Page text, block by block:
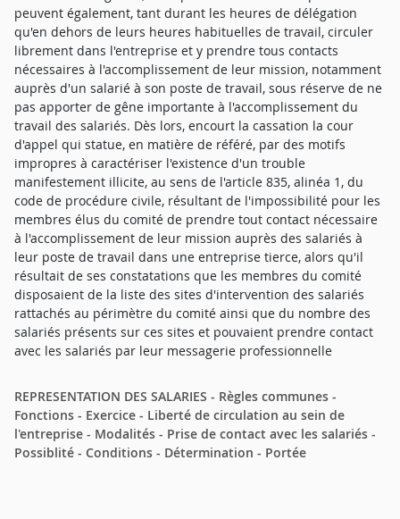
peuvent également, tant durant les heures de délégation
qu'en dehors de leurs heures habituelles de travail, circuler
librement dans l'entreprise et y prendre tous contacts
nécessaires à l'accomplissement de leur mission, notamment
auprès d'un salarié à son poste de travail, sous réserve de ne
pas apporter de gêne importante à l'accomplissement du
travail des salariés. Dès lors, encourt la cassation la cour
d'appel qui statue, en matière de référé, par des motifs
impropres à caractériser l'existence d'un trouble
manifestement illicite, au sens de l'article 835, alinéa 1, du
code de procédure civile, résultant de l'impossibilité pour les
membres élus du comité de prendre tout contact nécessaire
à l'accomplissement de leur mission auprès des salariés à
leur poste de travail dans une entreprise tierce, alors qu'il
résultait de ses constatations que les membres du comité
disposaient de la liste des sites d'intervention des salariés
rattachés au périmètre du comité ainsi que du nombre des
salariés présents sur ces sites et pouvaient prendre contact
avec les salariés par leur messagerie professionnelle
REPRESENTATION DES SALARIES - Règles communes -
Fonctions - Exercice - Liberté de circulation au sein de
l'entreprise - Modalités - Prise de contact avec les salariés -
Possiblité - Conditions - Détermination - Portée